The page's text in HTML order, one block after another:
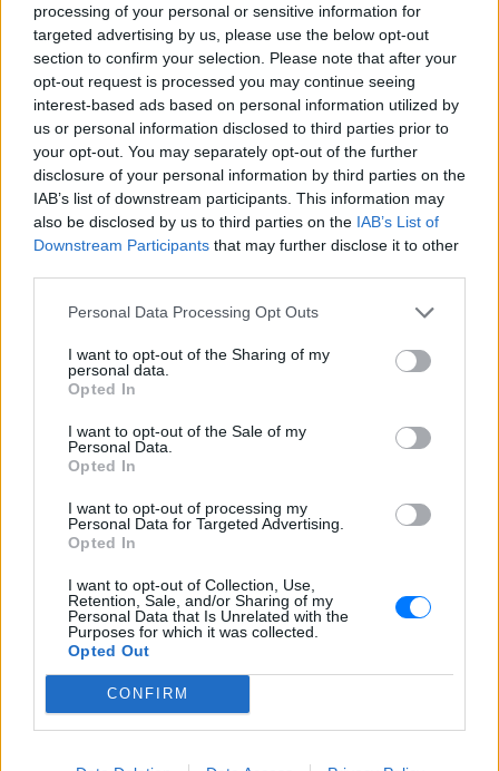
processing of your personal or sensitive information for
targeted advertising by us, please use the below opt-out
section to confirm your selection. Please note that after your
opt-out request is processed you may continue seeing
interest-based ads based on personal information utilized by
us or personal information disclosed to third parties prior to
your opt-out. You may separately opt-out of the further
disclosure of your personal information by third parties on the
IAB’s list of downstream participants. This information may
also be disclosed by us to third parties on the IAB’s List of
Downstream Participants that may further disclose it to other
Personal Data Processing Opt Outs
I want to opt-out of the Sharing of my
personal data.
Opted In
I want to opt-out of the Sale of my
Personal Data.
Opted In
I want to opt-out of processing my
Personal Data for Targeted Advertising.
Opted In
I want to opt-out of Collection, Use,
Retention, Sale, and/or Sharing of my
Personal Data that Is Unrelated with the
Purposes for which it was collected.
Opted Out
CONFIRM
[ΠΗΓΗ]
ΔΙΑΦΗΜΙΣΗ
Ακολουθήστε το E-Radio.gr στο
και μάθετε πρώτοιτα πιο hot νέα.
Εσύ μπήκες στο E-Daily.gr; Τα νέα της ημέρας